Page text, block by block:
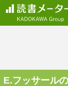
E.フッサール